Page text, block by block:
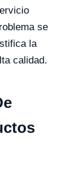
se
la
calidad.